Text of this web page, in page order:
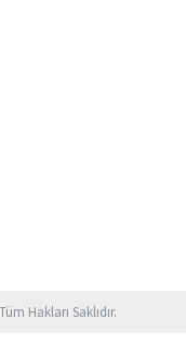
Hakları Saklıdır.